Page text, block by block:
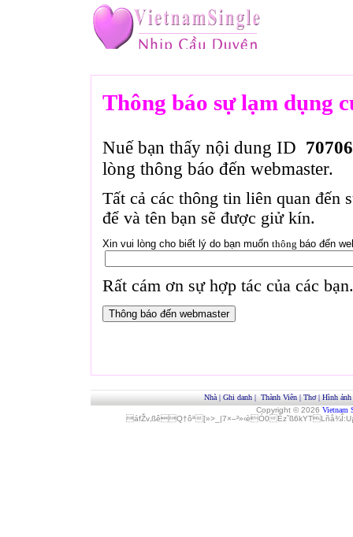
Thông báo sự lạm dụng
Nuế bạn thấy nội dung ID
lòng thông báo đến webmaster.
Tất cả các thông tin liên quan đến
để và tên bạn sẽ được giử kín.
Xin vui lòng cho biết lý do bạn muốn thông báo đến
Rất cám ơn sự hợp tác của các bạn.
Nhà | Ghi danh | Thành Viên | Thơ| Hình ảnh
Copyright © 2026 Vietnam
áfŽv‚ßêQ†ôª[»>_|7×–²»‹èÓ0